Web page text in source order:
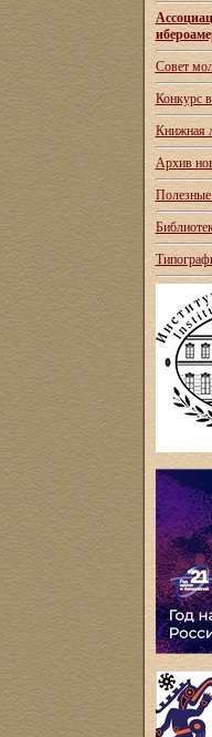
Совет
Конкурс
Книжная
Архив